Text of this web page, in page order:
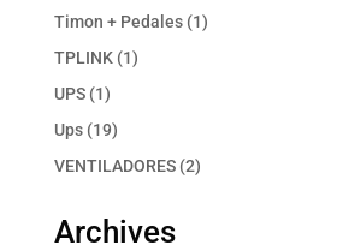
productos
Timon + Pedales 11
TPLINK 11
UPS 11
producto
Ups 1919
productos
VENTILADORES 22
Archives